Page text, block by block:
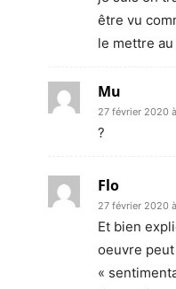
être vu
le mettre
Mu
27 février 2020
?
Flo
27 février 2020
Et bien
oeuvre
«